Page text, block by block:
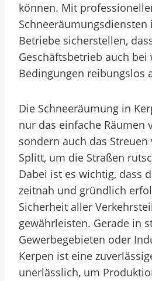
können. Mit
Schneeräumungsdiensten
Betriebe sicherstellen,
Geschäftsbetrieb auch
Bedingungen reibungslos
Die Schneeräumung in
nur das einfache Räumen
sondern auch das Streuen
Splitt, um die Straßen
Dabei ist es wichtig, dass
zeitnah und gründlich
Sicherheit aller
gewährleisten. Gerade in
Gewerbegebieten oder
Kerpen ist eine
unerlässlich, um